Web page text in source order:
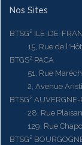
Nos Sites
BTSG² ILE-DE-
15, Rue de
BTGS² PACA
51, Rue
2, Avenue
BTSG²
28, Rue
129, Rue
BTSG²